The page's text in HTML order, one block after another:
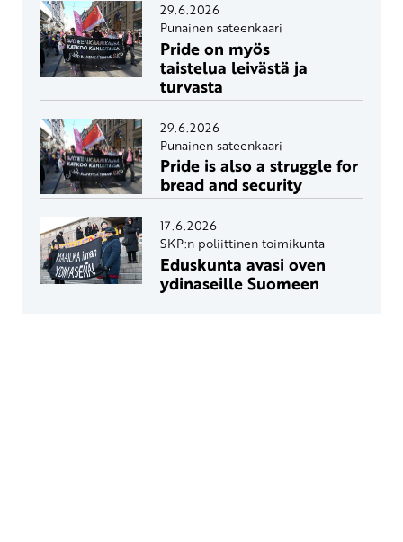
29.6.2026
Punainen sateenkaari
Pride on myös
taistelua leivästä ja
turvasta
29.6.2026
Punainen sateenkaari
Pride is also a struggle for
bread and security
17.6.2026
SKP:n poliittinen toimikunta
Eduskunta avasi oven
ydinaseille Suomeen